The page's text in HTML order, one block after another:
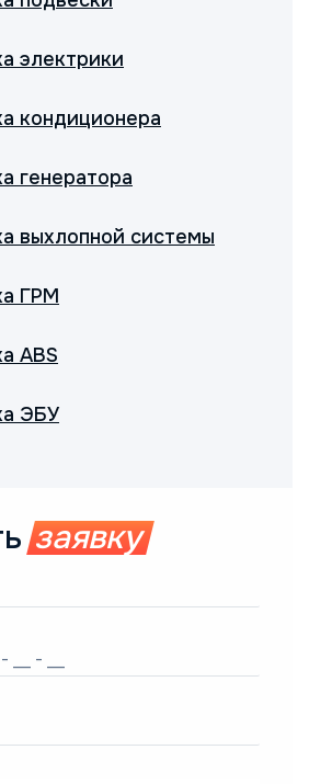
электрики
кондиционера
генератора
выхлопной системы
ГРМ
ABS
ЭБУ
заявку